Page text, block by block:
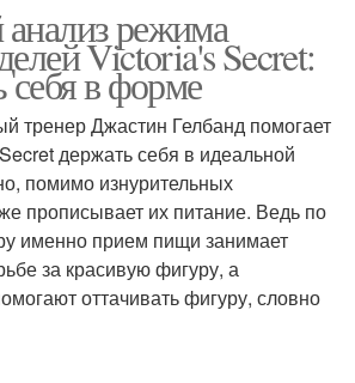
режима
Victoria's Secret:
себя в форме
тренер Джастин Гелбанд помогает
держать себя в идеальной
помимо изнурительных
прописывает их питание. Ведь по
именно прием пищи занимает
за красивую фигуру, а
оттачивать фигуру, словно